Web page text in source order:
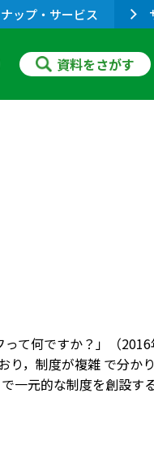
ップ・サービス
資料をさがす
て何ですか？」（
り，制度が複雑 で分
一元的な制度を創設